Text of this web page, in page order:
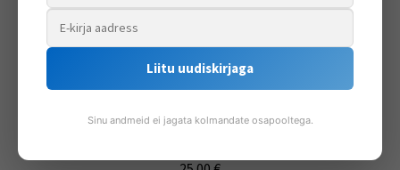
Liitu uudiskirjaga
Sinu andmeid ei jagata kolmandate osapooltega.